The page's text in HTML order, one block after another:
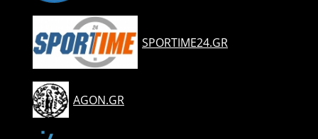
SPORTIME24.GR
AGON.GR